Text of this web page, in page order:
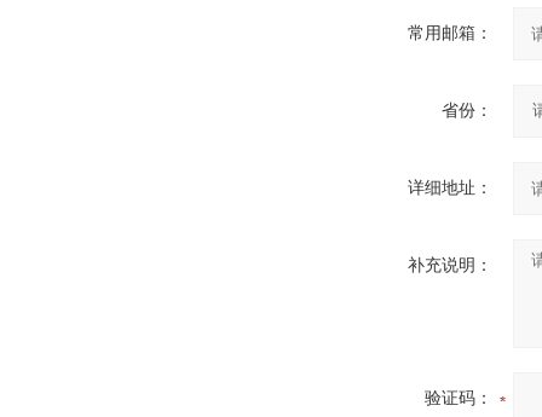
常用邮箱：
省份：
详细地址：
补充说明：
验证码：